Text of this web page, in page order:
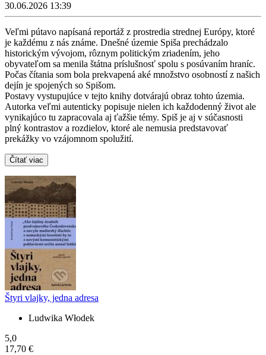
30.06.2026 13:39
Veľmi pútavo napísaná reportáž z prostredia strednej Európy, ktoré
je každému z nás známe. Dnešné územie Spiša prechádzalo
historickým vývojom, rôznym politickým zriadením, jeho
obyvateľom sa menila štátna príslušnosť spolu s posúvaním hraníc.
Počas čítania som bola prekvapená aké množstvo osobností z našich
dejín je spojených so Spišom.
Postavy vystupujúce v tejto knihy dotvárajú obraz tohto územia.
Autorka veľmi autenticky popisuje nielen ich každodenný život ale
vynikajúco tu zapracovala aj ťažšie témy. Spiš je aj v súčasnosti
plný kontrastov a rozdielov, ktoré ale nemusia predstavovať
prekážky vo vzájomnom spolužití.
Čítať viac
Štyri vlajky, jedna adresa
Ludwika Włodek
5,0
17,70 €